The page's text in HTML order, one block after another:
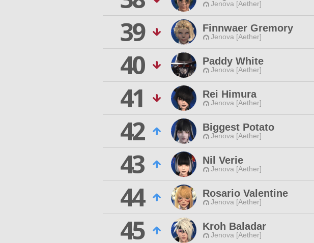
Jenova [Aether]
39
Finnwaer Gremory
Jenova [Aether]
40
Paddy White
Jenova [Aether]
41
Rei Himura
Jenova [Aether]
42
Biggest Potato
Jenova [Aether]
43
Nil Verie
Jenova [Aether]
44
Rosario Valentine
Jenova [Aether]
45
Kroh Baladar
Jenova [Aether]